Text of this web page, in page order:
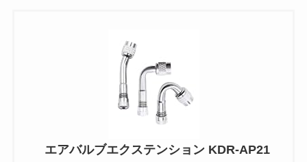
エアバルブエクステンション KDR-AP21